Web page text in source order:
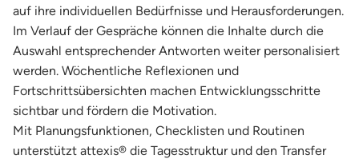
auf ihre individuellen Bedürfnisse und Herausforderungen.
Im Verlauf der Gespräche können die Inhalte durch die
Auswahl entsprechender Antworten weiter personalisiert
werden. Wöchentliche Reflexionen und
Fortschrittsübersichten machen Entwicklungsschritte
sichtbar und fördern die Motivation.
Mit Planungsfunktionen, Checklisten und Routinen
unterstützt attexis® die Tagesstruktur und den Transfer